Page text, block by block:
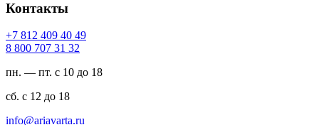
Контакты
94 04 904 218 7+
23 13 707 008 8
пн. — пт. с 10 до 18
сб. с 12 до 18
ur.atravaira@ofni